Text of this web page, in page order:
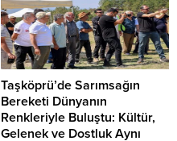
Taşköprü’de Sarımsağın
Bereketi Dünyanın
Renkleriyle Buluştu: Kültür,
Gelenek ve Dostluk Aynı